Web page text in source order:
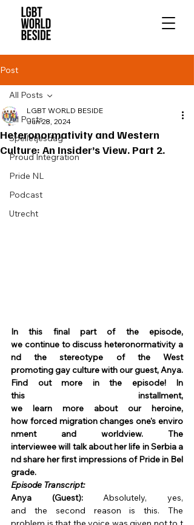
Post
All Posts
Spelletjesdag
Proud Integration
Pride NL
Podcast
Utrecht
All Posts
Heteronormativity and Western
Culture: An Insider’s View. Part 2.
LGBT WORLD BESIDE
Jun 28, 2024
In this final part of the episode,
we continue to discuss heteronormativity a
nd the stereotype of the West
promoting gay culture with our guest, Anya.
Find out more in the episode! In
this installment,
we learn more about our heroine,
how forced migration changes one's enviro
nment and worldview. The
interviewee will talk about her life in Serbia a
nd share her first impressions of Pride in Bel
grade.
Episode Transcript:
Anya (Guest): Absolutely, yes,
and the second reason is this. The